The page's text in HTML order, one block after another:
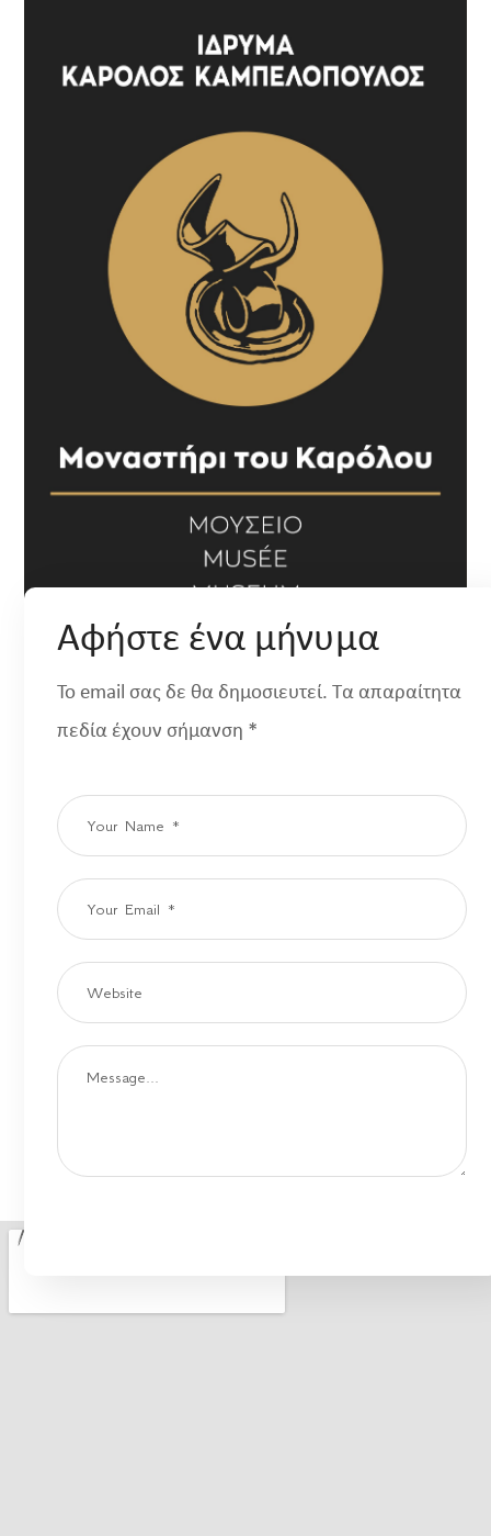
Αφήστε ένα μήνυμα
Το email σας δε θα δημοσιευτεί. Τα απαραίτητα
πεδία έχουν σήμανση *